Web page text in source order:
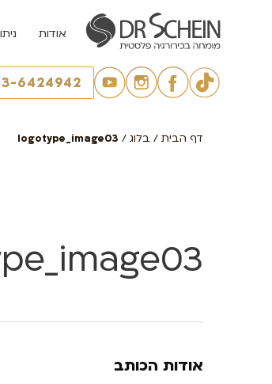
אודות
6424942
דף הבית / בלוג /
logotype_image03
אודות הכותב